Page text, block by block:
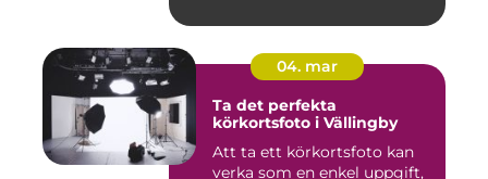
04. mar
Ta det perfekta
körkortsfoto i Vällingby
Att ta ett körkortsfoto kan
verka som en enkel uppgift,